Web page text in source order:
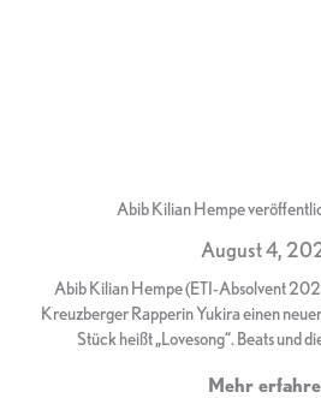
Abib Kilian Hempe
August 4,
Abib Kilian Hempe (ETI-Absolvent
Kreuzberger Rapperin Yukira einen
Stück heißt „Lovesong“. Beats und
Mehr